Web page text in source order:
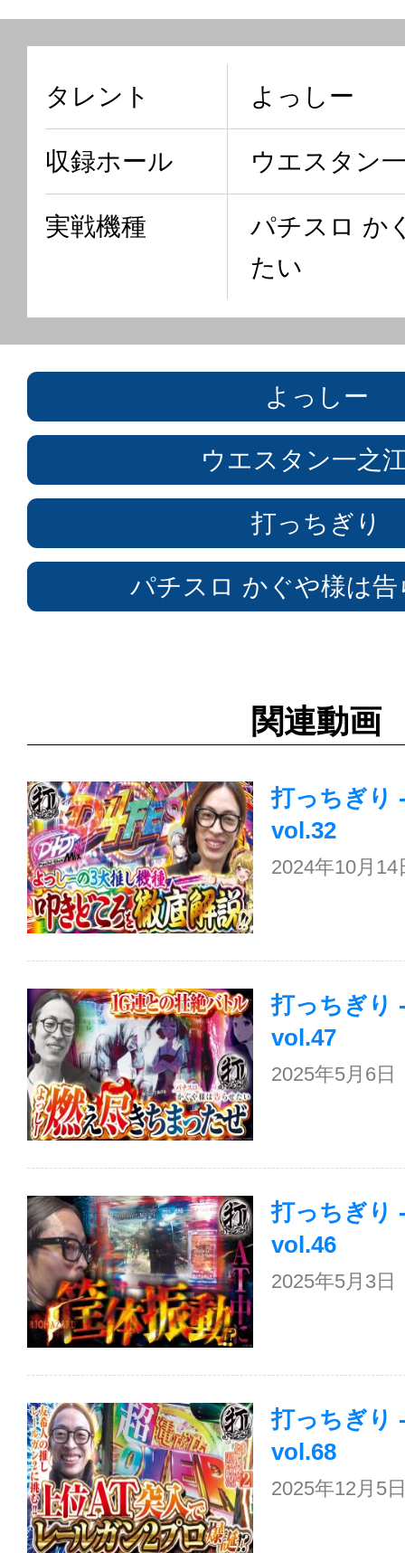
タレント よっしー
収録ホール ウエスタン
実戦機種
パチスロ か
たい
よっしー
ウエスタン一之
打っちぎり
パチスロ かぐや様は
関連動画
打っちぎり
vol.32
2024年10月
打っちぎり
vol.47
2025年5月6日
打っちぎり
vol.46
2025年5月3日
打っちぎり
vol.68
2025年12月5